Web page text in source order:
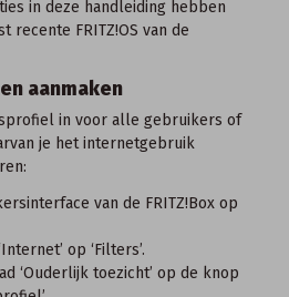
in deze handleiding hebben
recente FRITZ!OS van de
aanmaken
in voor alle gebruikers of
je het internetgebruik
van de FRITZ!Box op
op ‘Filters’.
‘Ouderlijk toezicht’ op de knop